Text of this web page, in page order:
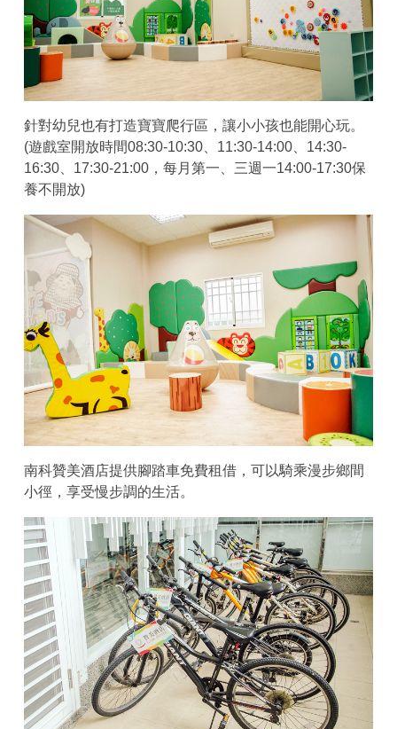
針對幼兒也有打造寶寶爬行區，讓小小孩也能開心玩。
(遊戲室開放時間08:30-10:30、11:30-14:00、14:30-
16:30、17:30-21:00，每月第一、三週一14:00-17:30保
養不開放)
南科贊美酒店提供腳踏車免費租借，可以騎乘漫步鄉間
小徑，享受慢步調的生活。